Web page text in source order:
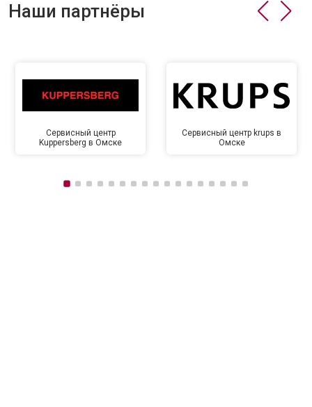
Наши партнёры
Сервисный центр
Kuppersberg в Омске
Сервисный центр krups в
Омске